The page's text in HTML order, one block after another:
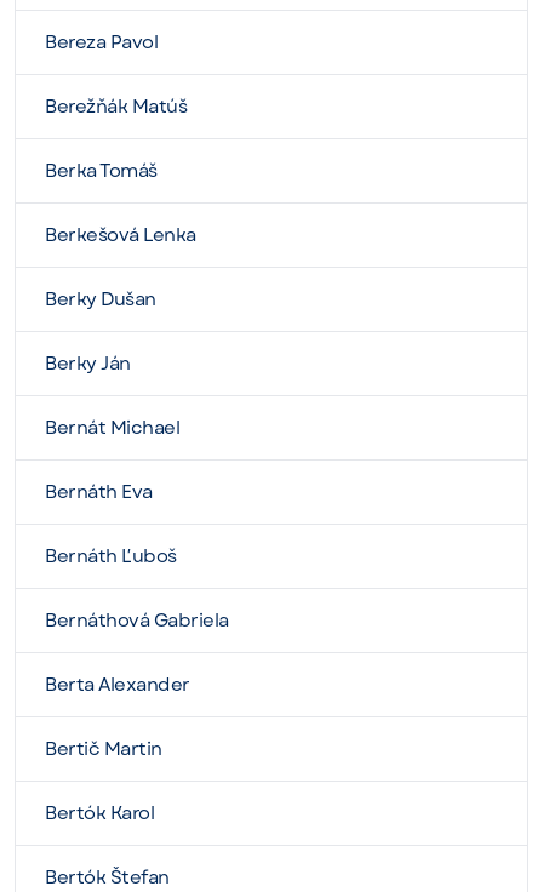
Bereza Pavol
Berežňák Matúš
Berka Tomáš
Berkešová Lenka
Berky Dušan
Berky Ján
Bernát Michael
Bernáth Eva
Bernáth Ľuboš
Bernáthová Gabriela
Berta Alexander
Bertič Martin
Bertók Karol
Bertók Štefan